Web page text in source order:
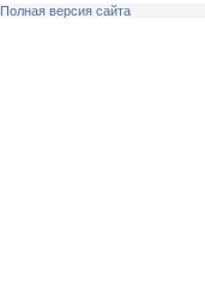
Полная версия сайта